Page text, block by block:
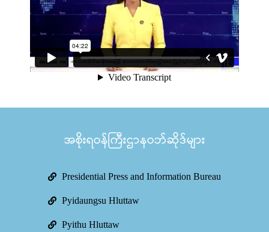
အစိုးရဝန်ကြီးဌာနဝဘ်ဆိုဒ်များ
Presidential Press and Information Bureau
Pyidaungsu Hluttaw
Pyithu Hluttaw